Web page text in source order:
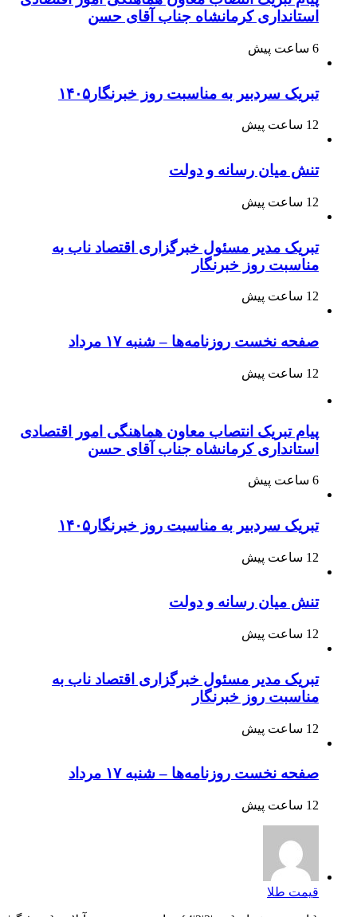
استانداری کرمانشاه جناب آقای حسن
6 ساعت پیش
تبریک سردبیر به مناسبت روز خبرنگار۱۴۰۵
12 ساعت پیش
تنش میان رسانه و دولت
12 ساعت پیش
تبریک مدیر مسئول خبرگزاری اقتصاد ناب به
مناسبت روز خبرنگار
12 ساعت پیش
صفحه نخست روزنامه‌ها – شنبه ۱۷ مرداد
12 ساعت پیش
پیام تبریک انتصاب معاون هماهنگی امور اقتصادی
استانداری کرمانشاه جناب آقای حسن
6 ساعت پیش
تبریک سردبیر به مناسبت روز خبرنگار۱۴۰۵
12 ساعت پیش
تنش میان رسانه و دولت
12 ساعت پیش
تبریک مدیر مسئول خبرگزاری اقتصاد ناب به
مناسبت روز خبرنگار
12 ساعت پیش
صفحه نخست روزنامه‌ها – شنبه ۱۷ مرداد
12 ساعت پیش
قیمت طلا